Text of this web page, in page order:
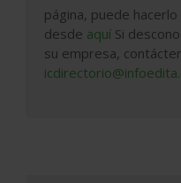
página, puede
desde aquí Si
su empresa,